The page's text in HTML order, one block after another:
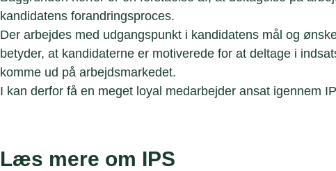
kandidatens forandringsproces.
Der arbejdes med udgangspunkt i kandidatens mål og
betyder, at kandidaterne er motiverede for at deltage i
komme ud på arbejdsmarkedet.
I kan derfor få en meget loyal medarbejder ansat igennem
Læs mere om IPS